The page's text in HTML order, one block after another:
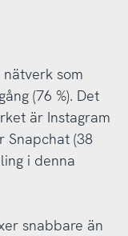
som
(76 %). Det
är Instagram
Snapchat (38
i denna
snabbare än